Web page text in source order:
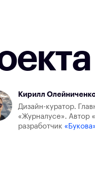
Кирилл
Дизайн-куратор.
«Журналусе». Автор
разработчик